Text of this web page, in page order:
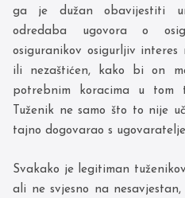
ga je dužan obavijestiti
odredaba ugovora o
osiguranikov osigurljiv interes
ili nezaštićen, kako bi on
potrebnim koracima u tom
Tuženik ne samo što to nije
tajno dogovarao s
Svakako je legitiman
ali ne svjesno na